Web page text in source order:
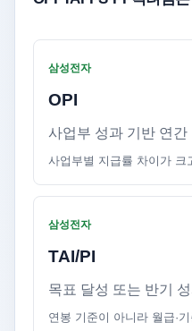
삼성전자
OPI
사업부 성과 기반 연간
사업부별 지급률 차이가 크
삼성전자
TAI/PI
목표 달성 또는 반기
연봉 기준이 아니라 월급·